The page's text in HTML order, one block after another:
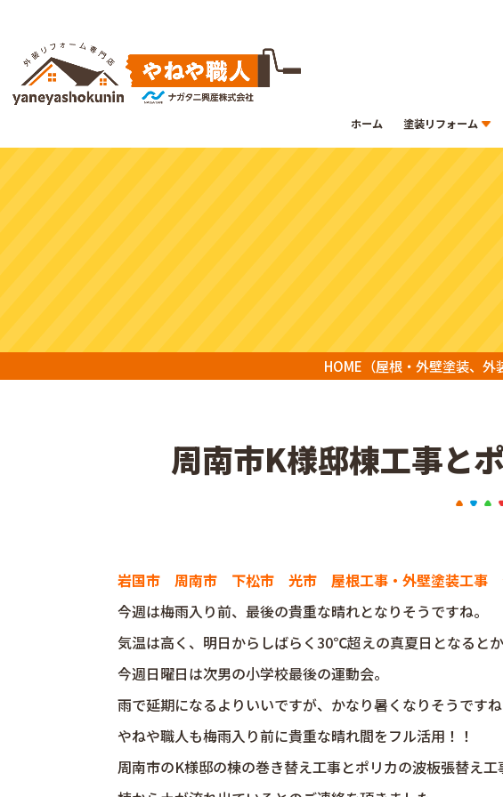
ホーム 塗装リフォーム
HOME （屋根・外壁塗装、
周南市K様邸棟工事と
岩国市 周南市 下松市 光市 屋根工事・外壁塗装工事
今週は梅雨入り前、最後の貴重な晴れとなりそうですね。
気温は高く、明日からしばらく30℃超えの真夏日となるとか
今週日曜日は次男の小学校最後の運動会。
雨で延期になるよりいいですが、かなり暑くなりそうです
やねや職人も梅雨入り前に貴重な晴れ間をフル活用！！
周南市のK様邸の棟の巻き替え工事とポリカの波板張替え工